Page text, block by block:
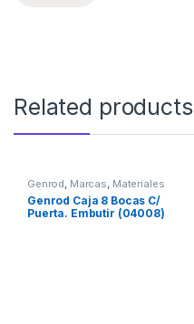
Related products
Genrod, Marcas, Materiales
Eléctricos
Genrod Caja 8 Bocas C/
Puerta. Embutir (04008)